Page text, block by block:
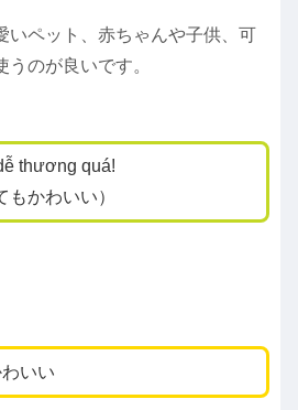
いペット、赤ちゃんや子供、可
のが良いです。
thương quá!
もかわいい）
いい